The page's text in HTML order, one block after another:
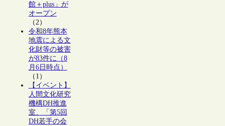
館＋plus」が
オープン
（2）
令和8年熊本
地震による文
化財等の被害
が83件に（8
月6日時点）
（1）
【イベント】
人間文化研究
機構DH推進
室、「第5回
DH若手の会